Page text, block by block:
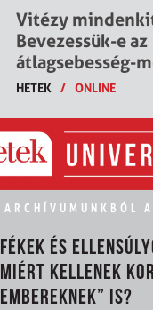
Vitézy
Bevezessük-e az
átlagsebesség-
HETEK / ONLINE
ARCHÍVUMUNKBÓL
FÉKEK ÉS
MIÉRT KELLENEK
EMBEREKNEK” IS?